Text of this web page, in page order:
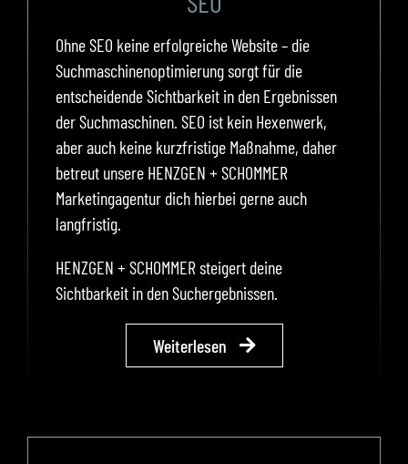
Ohne SEO keine erfolgreiche Website – die
Suchmaschinenoptimierung sorgt für die
entscheidende Sichtbarkeit in den Ergebnissen
der Suchmaschinen. SEO ist kein Hexenwerk,
aber auch keine kurzfristige Maßnahme, daher
betreut unsere HENZGEN + SCHOMMER
Marketingagentur dich hierbei gerne auch
langfristig.
HENZGEN + SCHOMMER steigert deine
Sichtbarkeit in den Suchergebnissen.
Weiterlesen